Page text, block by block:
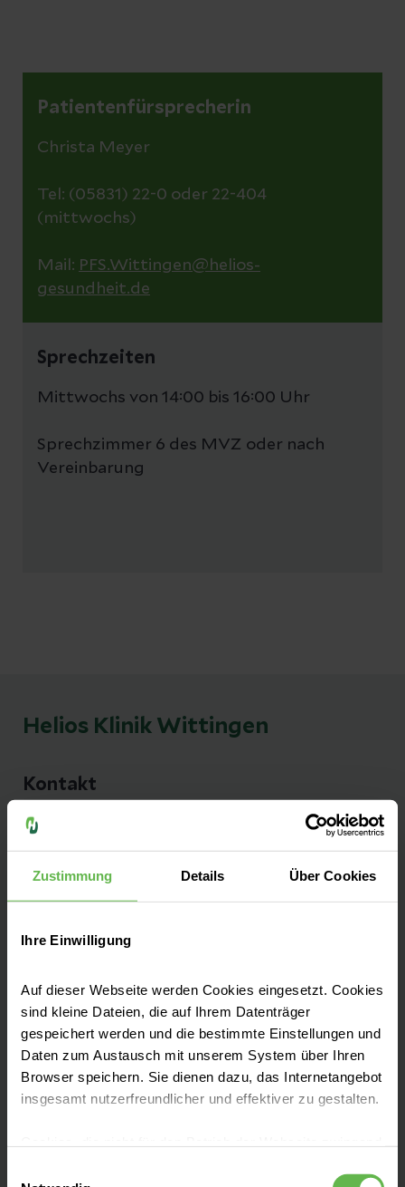
Zustimmung Details Über Cookies
Ihre Einwilligung
Auf dieser Webseite werden Cookies eingesetzt. Cookies
sind kleine Dateien, die auf Ihrem Datenträger
gespeichert werden und die bestimmte Einstellungen und
Daten zum Austausch mit unserem System über Ihren
Browser speichern. Sie dienen dazu, das Internetangebot
insgesamt nutzerfreundlicher und effektiver zu gestalten.
Patientenfürsprecherin
Christa Meyer
Tel: (05831) 22-0 oder 22-404
(mittwochs)
Mail: PFS.Wittingen@helios-
gesundheit.de
Sprechzeiten
Mittwochs von 14:00 bis 16:00 Uhr
Sprechzimmer 6 des MVZ oder nach
Vereinbarung
Helios Klinik Wittingen
Kontakt
Gustav-Dobberkau-Straße 5
29378 Wittingen
Medizinische Versorgung auf hohem Niveau
Erfahrene Teams, moderne Medizintechnik,
höchste pflegerische Standards: Unsere
Abteilungen bieten optimale Bedingungen
für Ihre professionelle medizinische